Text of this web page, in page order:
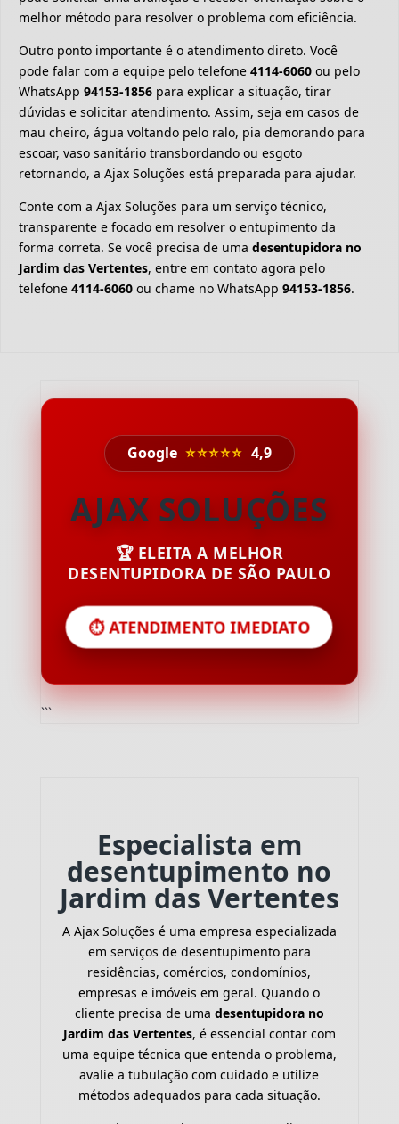
melhor método para resolver o problema com eficiência.
Outro ponto importante é o atendimento direto. Você
pode falar com a equipe pelo telefone 4114-6060 ou pelo
WhatsApp 94153-1856 para explicar a situação, tirar
dúvidas e solicitar atendimento. Assim, seja em casos de
mau cheiro, água voltando pelo ralo, pia demorando para
escoar, vaso sanitário transbordando ou esgoto
retornando, a Ajax Soluções está preparada para ajudar.
Conte com a Ajax Soluções para um serviço técnico,
transparente e focado em resolver o entupimento da
forma correta. Se você precisa de uma desentupidora no
Jardim das Vertentes, entre em contato agora pelo
telefone 4114-6060 ou chame no WhatsApp 94153-1856.
Google ⭐⭐⭐⭐⭐ 4,9
AJAX SOLUÇÕES
🏆 ELEITA A MELHOR
DESENTUPIDORA DE SÃO PAULO
⏱️ ATENDIMENTO IMEDIATO
```
Especialista em
desentupimento no
Jardim das Vertentes
A Ajax Soluções é uma empresa especializada
em serviços de desentupimento para
residências, comércios, condomínios,
empresas e imóveis em geral. Quando o
cliente precisa de uma desentupidora no
Jardim das Vertentes, é essencial contar com
uma equipe técnica que entenda o problema,
avalie a tubulação com cuidado e utilize
métodos adequados para cada situação.